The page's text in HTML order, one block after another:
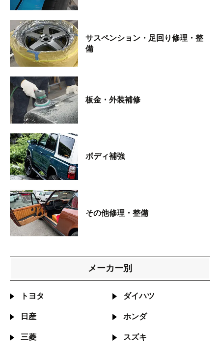
サスペンション・足回り修理・整
備
板金・外装補修
ボディ補強
その他修理・整備
メーカー別
トヨタ ダイハツ
日産 ホンダ
三菱 スズキ